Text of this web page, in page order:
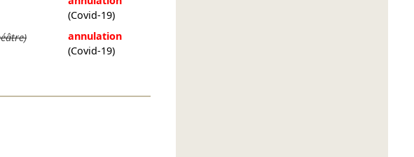
(Covid-19)
annulation
(Covid-19)